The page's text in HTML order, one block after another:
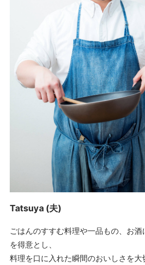
Tatsuya (夫)
ごはんのすすむ料理や一品もの、お
を得意とし、
料理を口に入れた瞬間のおいしさを大